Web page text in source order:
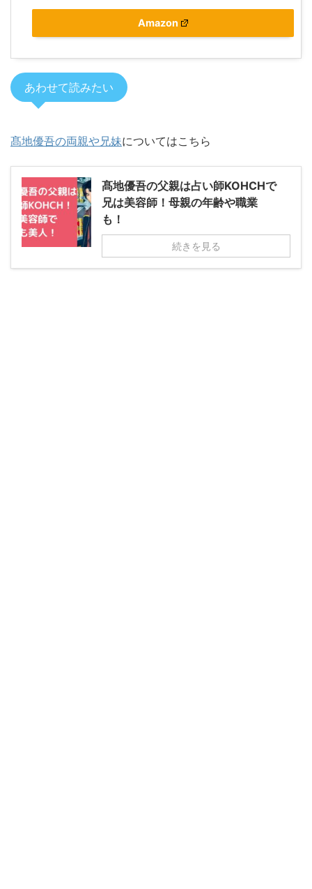
Amazon
あわせて読みたい
髙地優吾の両親や兄妹についてはこちら
髙地優吾の父親は占い師KOHCHで
兄は美容師！母親の年齢や職業
も！
続きを見る